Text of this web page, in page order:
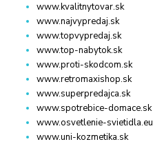
www.kvalitnytovar.sk
www.najvypredaj.sk
www.topvypredaj.sk
www.top-nabytok.sk
www.proti-skodcom.sk
www.retromaxishop.sk
www.superpredajca.sk
www.spotrebice-domace.sk
www.osvetlenie-svietidla.eu
www.uni-kozmetika.sk